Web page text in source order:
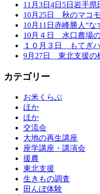
11月3日4日5日岩手
10月25日 秋のマコ
10月11日赤峰勝人“
10月４日 水口農場
１０月３日 もてぎ
9月27日 東北支援の
カテゴリー
お米くらぶ
ほか
ほか
交流会
大地の再生講座
座学講座・講演会
援農
東北支援
生きもの調査
田んぼ体験